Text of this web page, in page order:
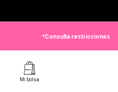
*Consulta restricciones
Mi bolsa